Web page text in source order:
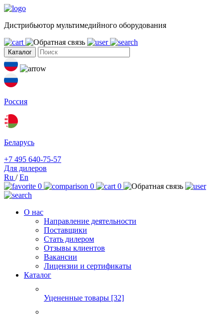
Дистрибьютор мультимедийного оборудования
Каталог
Россия
Беларусь
+7 495 640-75-57
Для дилеров
Ru /En
0
0 0
О нас
Направление деятельности
Поставщики
Стать дилером
Отзывы клиентов
Вакансии
Лицензии и сертификаты
Каталог
Уцененные товары [32]